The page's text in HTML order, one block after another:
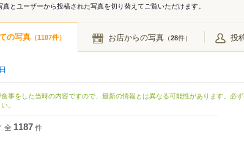
とユーザーから投稿された写真を切り替えてご覧いただけます。
の写真（1187件） お店からの写真（28件） 投
事をした当時の内容ですので、最新の情報とは異なる可能性があります。必
。
全 1187件